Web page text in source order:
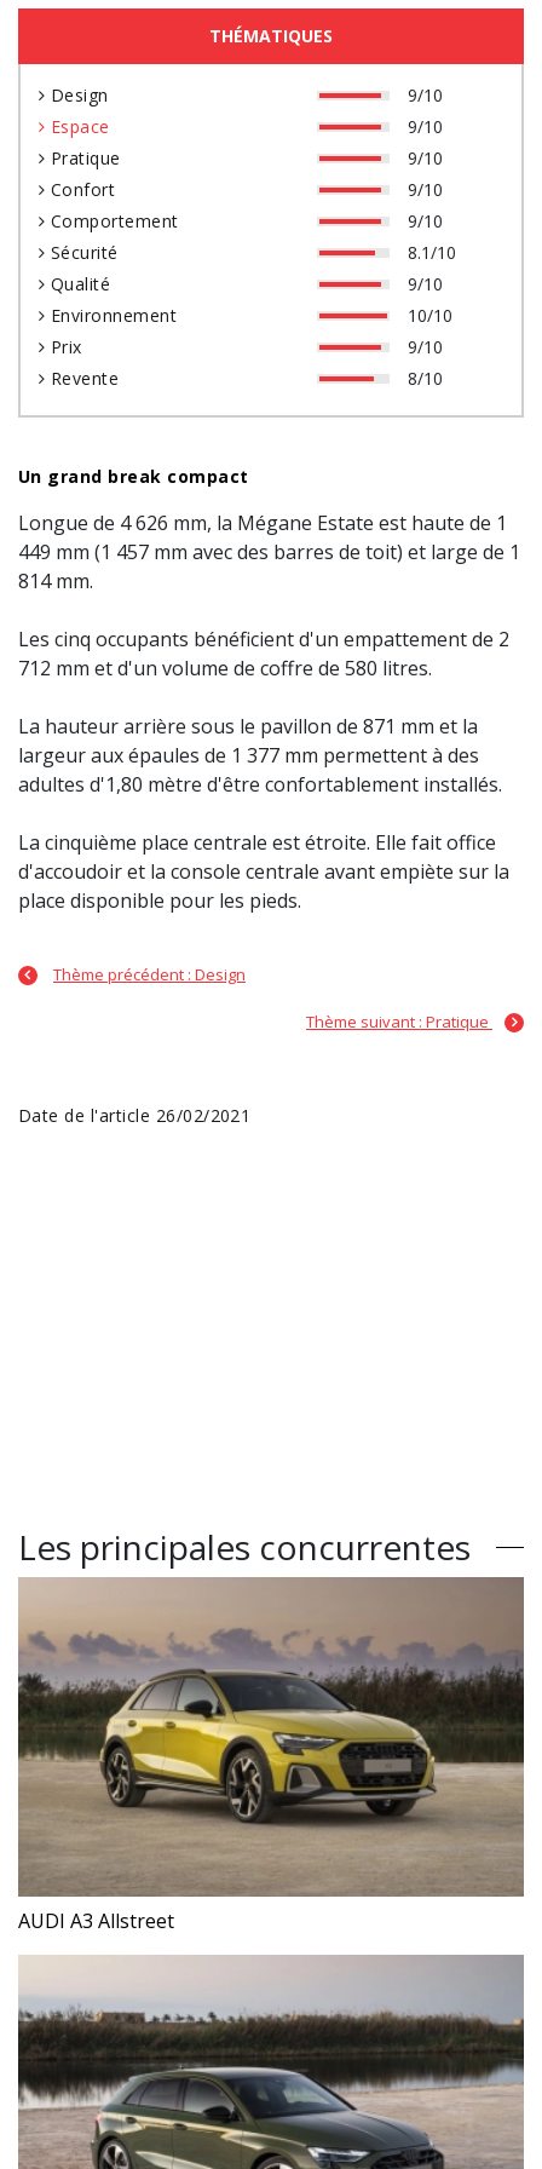
THÉMATIQUES
Design
9/10
Espace
9/10
Pratique
9/10
Confort
9/10
Comportement
9/10
Sécurité
8.1/10
Qualité
9/10
Environnement
10/10
Prix
9/10
Revente
8/10
Un grand break compact
Longue de 4 626 mm, la Mégane Estate est haute de 1
449 mm (1 457 mm avec des barres de toit) et large de 1
814 mm.
Les cinq occupants bénéficient d'un empattement de 2
712 mm et d'un volume de coffre de 580 litres.
La hauteur arrière sous le pavillon de 871 mm et la
largeur aux épaules de 1 377 mm permettent à des
adultes d'1,80 mètre d'être confortablement installés.
La cinquième place centrale est étroite. Elle fait office
d'accoudoir et la console centrale avant empiète sur la
place disponible pour les pieds.
Thème précédent : Design
Thème suivant : Pratique
Date de l'article 26/02/2021
Les principales concurrentes
AUDI A3 Allstreet